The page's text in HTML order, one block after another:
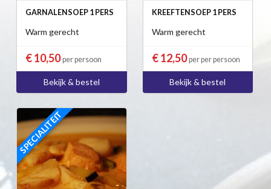
GARNALENSOEP 1 PERS
Warm gerecht
€ 10,50per persoon
Bekijk & bestel
KREEFTENSOEP 1 PERS
Warm gerecht
€ 12,50per per persoon
Bekijk & bestel
SPECIALITEIT